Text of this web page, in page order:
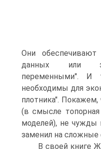
Они обеспечивают
данных или
переменными".
необходимы для
плотника". Покажем,
(в смысле
моделей), не чужды
заменил на
В своей книге